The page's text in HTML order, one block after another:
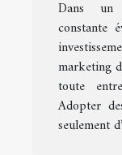
Dans un
constante
marketing
toute
Adopter
seulement